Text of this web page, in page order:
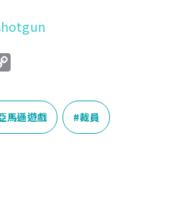
p
y
L
馬遜遊戲 裁員